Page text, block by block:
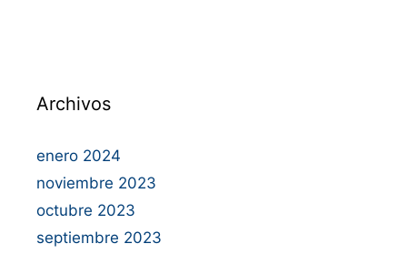
Archivos
enero 2024
noviembre 2023
octubre 2023
septiembre 2023